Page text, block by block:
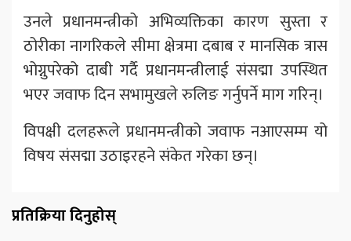
उनले प्रधानमन्त्रीको अभिव्यक्तिका कारण सुस्ता र
ठोरीका नागरिकले सीमा क्षेत्रमा दबाब र मानसिक त्रास
भोग्नुपरेको दाबी गर्दै प्रधानमन्त्रीलाई संसद्मा उपस्थित
भएर जवाफ दिन सभामुखले रुलिङ गर्नुपर्ने माग गरिन्।
विपक्षी दलहरूले प्रधानमन्त्रीको जवाफ नआएसम्म यो
विषय संसद्मा उठाइरहने संकेत गरेका छन्।
प्रतिक्रिया दिनुहोस्